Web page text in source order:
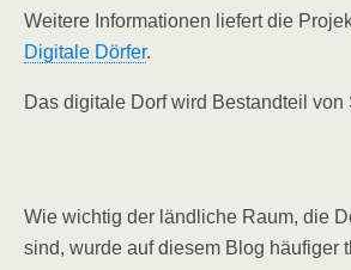
Weitere Informationen liefert die
Digitale Dörfer.
Das digitale Dorf wird Bestandteil von
Wie wichtig der ländliche Raum, die
sind, wurde auf diesem Blog häufiger